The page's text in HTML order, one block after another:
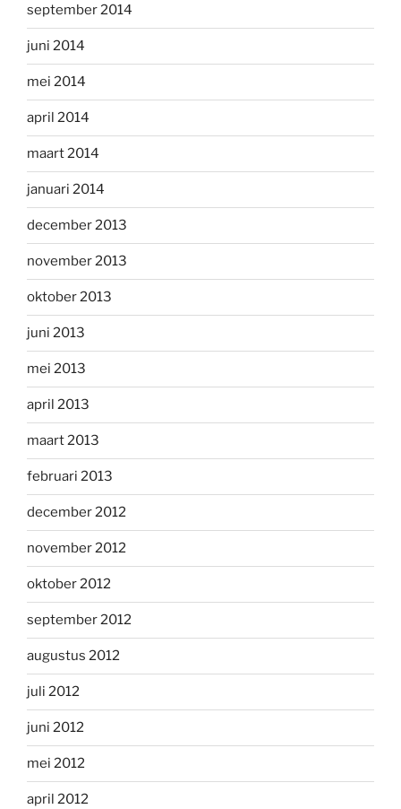
september 2014
juni 2014
mei 2014
april 2014
maart 2014
januari 2014
december 2013
november 2013
oktober 2013
juni 2013
mei 2013
april 2013
maart 2013
februari 2013
december 2012
november 2012
oktober 2012
september 2012
augustus 2012
juli 2012
juni 2012
mei 2012
april 2012